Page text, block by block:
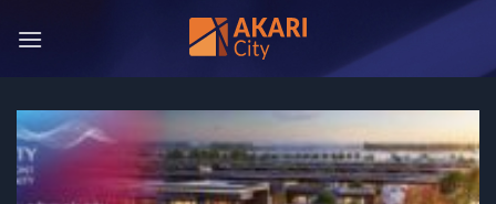
qua